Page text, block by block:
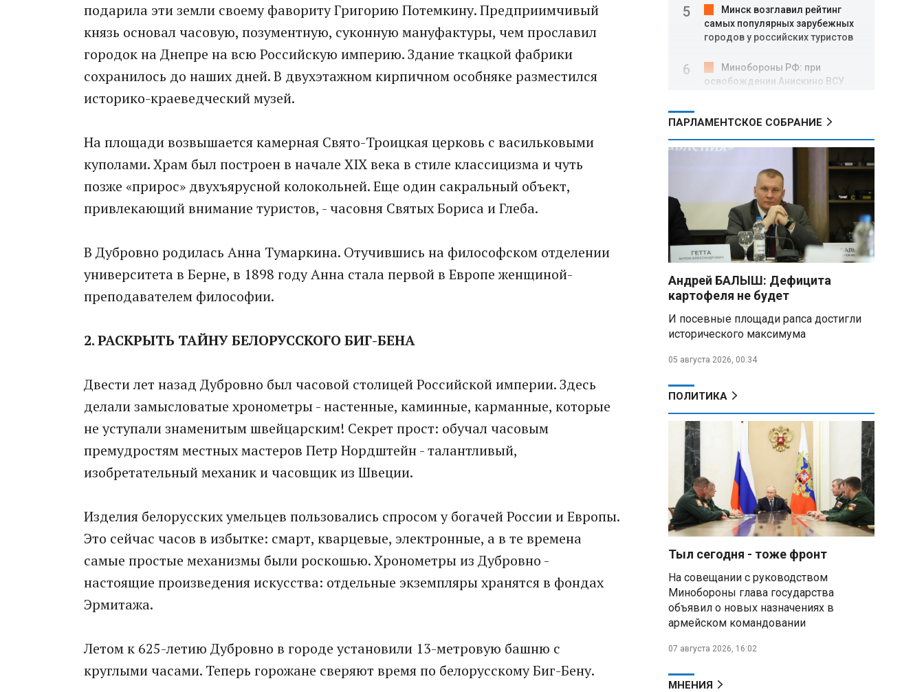
подарила эти земли своему фавориту Григорию Потемкину. Предприимчивый
князь основал часовую, позументную, суконную мануфактуры, чем прославил
городок на Днепре на всю Российскую империю. Здание ткацкой фабрики
сохранилось до наших дней. В двухэтажном кирпичном особняке разместился
историко-краеведческий музей.
На площади возвышается камерная Свято-Троицкая церковь с васильковыми
куполами. Храм был построен в начале XIX века в стиле классицизма и чуть
позже «прирос» двухъярусной колокольней. Еще один сакральный объект,
привлекающий внимание туристов, - часовня Святых Бориса и Глеба.
В Дубровно родилась Анна Тумаркина. Отучившись на философском отделении
университета в Берне, в 1898 году Анна стала первой в Европе женщиной-
преподавателем философии.
2. РАСКРЫТЬ ТАЙНУ БЕЛОРУССКОГО БИГ-БЕНА
Двести лет назад Дубровно был часовой столицей Российской империи. Здесь
делали замысловатые хронометры - настенные, каминные, карманные, которые
не уступали знаменитым швейцарским! Секрет прост: обучал часовым
премудростям местных мастеров Петр Нордштейн - талантливый,
изобретательный механик и часовщик из Швеции.
Изделия белорусских умельцев пользовались спросом у богачей России и Европы.
Это сейчас часов в избытке: смарт, кварцевые, электронные, а в те времена
самые простые механизмы были роскошью. Хронометры из Дубровно -
настоящие произведения искусства: отдельные экземпляры хранятся в фондах
Эрмитажа.
Летом к 625-летию Дубровно в городе установили 13-метровую башню с
круглыми часами. Теперь горожане сверяют время по белорусскому Биг-Бену.
Минск возглавил рейтинг
самых популярных зарубежных
городов у российских туристов
Минобороны РФ: при
освобождении Анискино ВСУ
Александр Лукашенко:
Россияне «услышали батьку» и
скупают пустующие дома в
белорусских деревнях
Алесандр Лукашенко назвал
работу сельской торговли
«неудовлетворительной» и
возмутился «просрочкой и
тухлятиной»
Владимир Путин обсудил с
меры по защите инфраструктуры
от терактов
Минобороны РФ: «Искандер»
ВСУ в Днепропетровской
Главы правительств ЕАЭС
подписали три соглашения по
e‑торговле, биржевому рынку и
ученым званиям
Александр Лукашенко:
Хотите «собирать сливки» в
городах — отвечайте и за
отдалённые деревни
Минобороны РФ: установлен
контроль над Анискино в
Харьковской области
криптообменников в «Москва-
украинские call-центры
ПАРЛАМЕНТСКОЕ СОБРАНИЕ
Андрей БАЛЫШ: Дефицита
картофеля не будет
И посевные площади рапса достигли
исторического максимума
05 августа 2026, 00:34
ПОЛИТИКА
Тыл сегодня - тоже фронт
На совещании с руководством
Минобороны глава государства
объявил о новых назначениях в
армейском командовании
07 августа 2026, 16:02
МНЕНИЯ